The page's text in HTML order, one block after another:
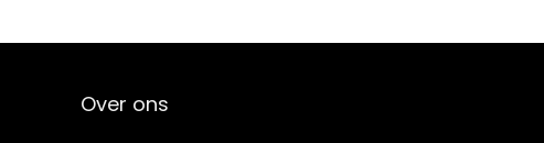
Over ons